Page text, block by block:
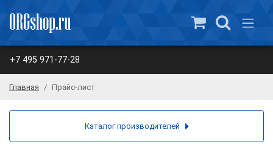
+7 495 971-77-28
Главная Прайс-лист